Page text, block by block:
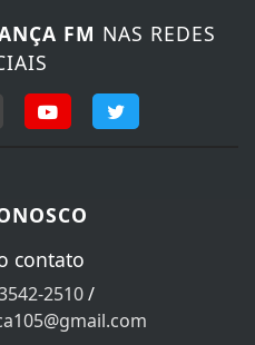
FM NAS REDES
contato
2510/